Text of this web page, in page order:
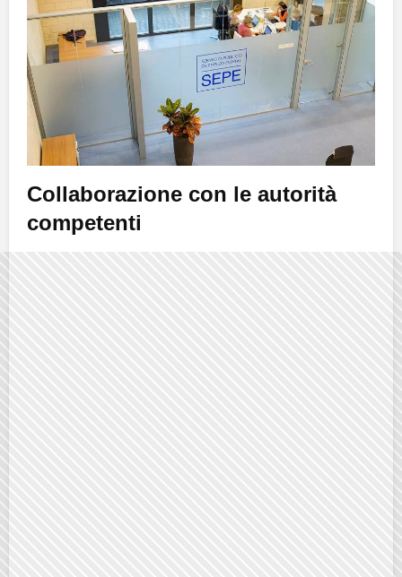
Collaborazione con le autorità
competenti